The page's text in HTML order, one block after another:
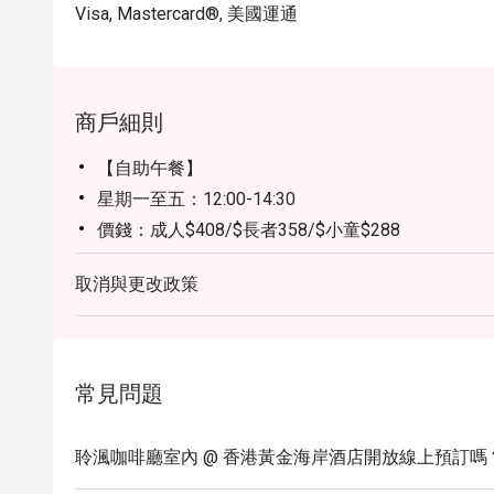
Visa, Mastercard®, 美國運通
商戶細則
【自助午餐】
星期一至五：12:00-14:30
價錢：成人$408/$長者358/$小童$288
星期六及公眾假期：12:00-14:30
價錢：成人$508/長者$438/小童$368
【自助晚餐】
價錢：成人$738/長者$548/小童$438
價錢：成人798/長者618/小童$498
取消與更改政策
常見問題
聆渢咖啡廳室內 @ 香港黃金海岸酒店開放線上預訂嗎